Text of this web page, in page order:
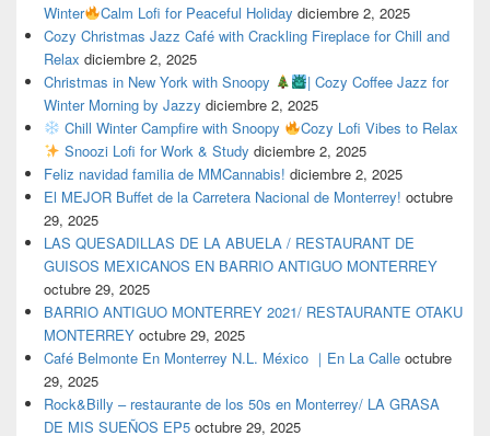
Winter
Calm Lofi for Peaceful Holiday diciembre 2, 2025
Cozy Christmas Jazz Café with Crackling Fireplace for Chill and
Relax diciembre 2, 2025
Christmas in New York with Snoopy
| Cozy Coffee Jazz for
Winter Morning by Jazzy diciembre 2, 2025
Chill Winter Campfire with Snoopy
Cozy Lofi Vibes to Relax
Snoozi Lofi for Work & Study diciembre 2, 2025
Feliz navidad familia de MMCannabis! diciembre 2, 2025
El MEJOR Buffet de la Carretera Nacional de Monterrey! octubre
29, 2025
LAS QUESADILLAS DE LA ABUELA / RESTAURANT DE
GUISOS MEXICANOS EN BARRIO ANTIGUO MONTERREY
octubre 29, 2025
BARRIO ANTIGUO MONTERREY 2021/ RESTAURANTE OTAKU
MONTERREY octubre 29, 2025
Café Belmonte En Monterrey N.L. México ｜En La Calle octubre
29, 2025
Rock&Billy – restaurante de los 50s en Monterrey/ LA GRASA
DE MIS SUEÑOS EP5 octubre 29, 2025